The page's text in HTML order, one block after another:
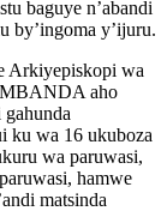
baguye n’abandi
by’ingoma y’ijuru.
Arkiyepiskopi wa
aho
ku wa 16 ukuboza
wa paruwasi,
hamwe
matsinda